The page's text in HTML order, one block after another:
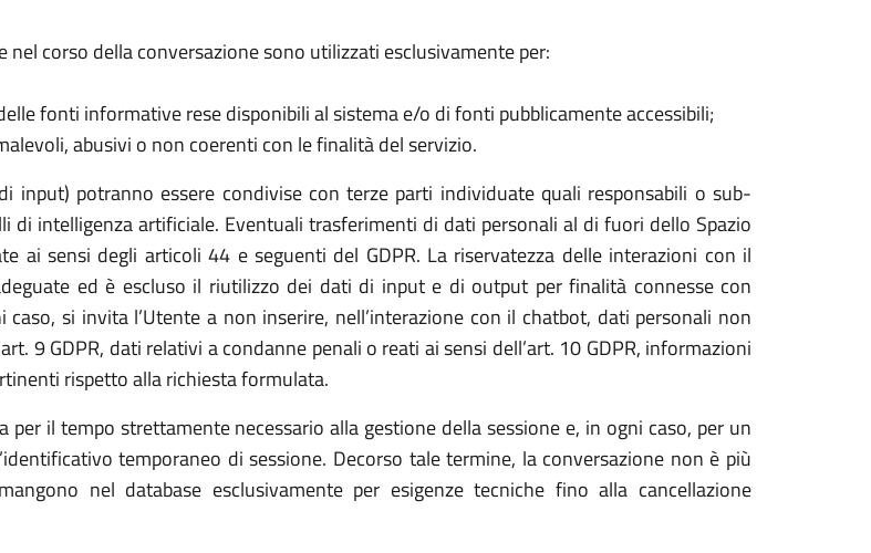
corso della conversazione sono utilizzati esclusivamente per:
fonti informative rese disponibili al sistema e/o di fonti pubblicamente accessibili;
abusivi o non coerenti con le finalità del servizio.
input) potranno essere condivise con terze parti individuate quali responsabili o sub-
intelligenza artificiale. Eventuali trasferimenti di dati personali al di fuori dello Spazio
ai sensi degli articoli 44 e seguenti del GDPR. La riservatezza delle interazioni con il
ed è escluso il riutilizzo dei dati di input e di output per finalità connesse con
si invita l’Utente a non inserire, nell’interazione con il chatbot, dati personali non
9 GDPR, dati relativi a condanne penali o reati ai sensi dell’art. 10 GDPR, informazioni
rispetto alla richiesta formulata.
il tempo strettamente necessario alla gestione della sessione e, in ogni caso, per un
temporaneo di sessione. Decorso tale termine, la conversazione non è più
nel database esclusivamente per esigenze tecniche fino alla cancellazione